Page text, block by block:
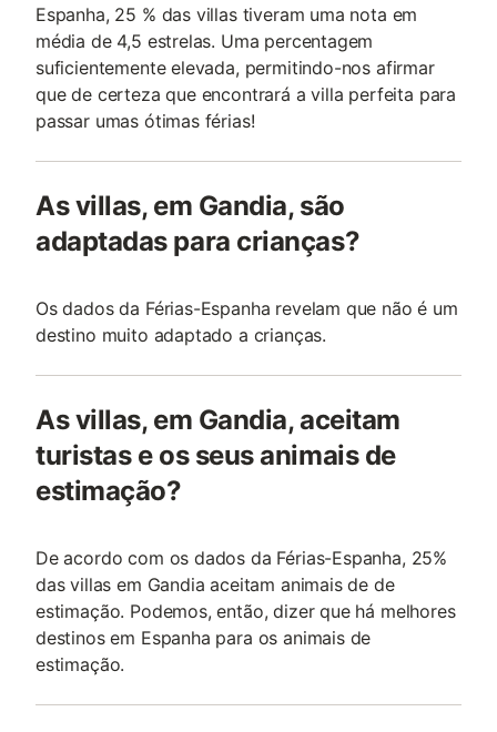
Espanha, 25 % das villas tiveram uma nota em
média de 4,5 estrelas. Uma percentagem
suficientemente elevada, permitindo-nos afirmar
que de certeza que encontrará a villa perfeita para
passar umas ótimas férias!
As villas, em Gandia, são
adaptadas para crianças?
Os dados da Férias-Espanha revelam que não é um
destino muito adaptado a crianças.
As villas, em Gandia, aceitam
turistas e os seus animais de
estimação?
De acordo com os dados da Férias-Espanha, 25%
das villas em Gandia aceitam animais de de
estimação. Podemos, então, dizer que há melhores
destinos em Espanha para os animais de
estimação.